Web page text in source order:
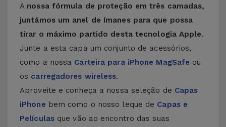
À nossa fórmula de proteção em três camadas,
juntámos um anel de ímanes para que possa
tirar o máximo partido desta tecnologia Apple.
Junte a esta capa um conjunto de acessórios,
como a nossa Carteira para iPhone MagSafe ou
os carregadores wireless.
Aproveite e conheça a nossa seleção de Capas
iPhone bem como o nosso leque de Capas e
Películasque vão ao encontro das suas